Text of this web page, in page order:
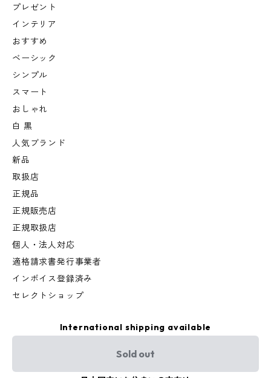
プレゼント
インテリア
おすすめ
ベーシック
シンプル
スマート
おしゃれ
白 黒
人気ブランド
新品
取扱店
正規品
正規販売店
正規取扱店
個人・法人対応
適格請求書発行事業者
インボイス登録済み
セレクトショップ
International shipping available
Sold out